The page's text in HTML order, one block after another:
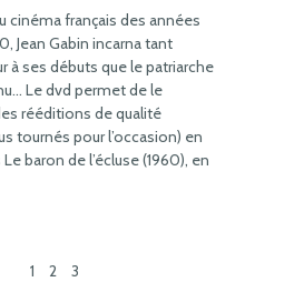
cinéma français des années
Jean Gabin incarna tant
à ses débuts que le patriarche
Le dvd permet de le
rééditions de qualité
tournés pour l’occasion) en
baron de l’écluse (1960), en
1 2 3